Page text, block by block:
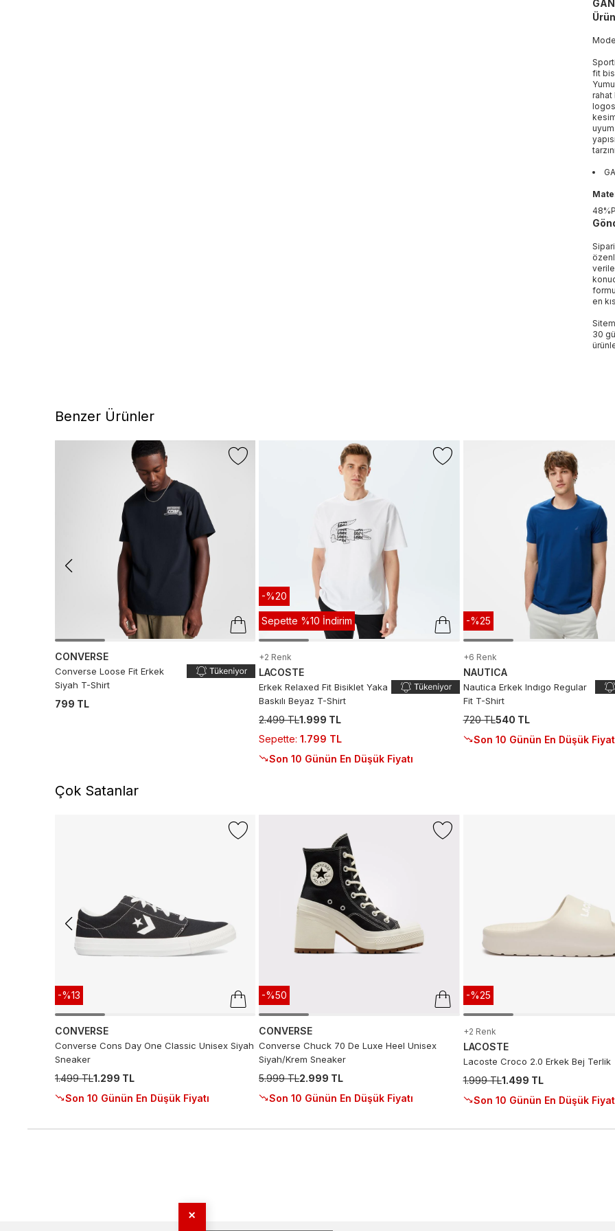
fit
rahat
en
30
Benzer Ürünler
CONVERSE
Converse Loose Fit Erkek
Siyah T-Shirt
799 TL
-%20
Sepette %10 İndirim
+2 Renk
LACOSTE
Erkek Relaxed Fit Bisiklet Yaka
Baskılı Beyaz T-Shirt
2.499 TL1.999 TL
Sepette: 1.799 TL
Son 10 Günün En Düşük Fiyatı
-%25
+6 Renk
NAUTICA
Nautica Erkek Indıgo Regular
Fit T-Shirt
720 TL540 TL
Son 10 Günün En Düşük
Çok Satanlar
-%13
CONVERSE
Converse Cons Day One Classic Unisex Siyah
Sneaker
1.499 TL1.299 TL
Son 10 Günün En Düşük Fiyatı
-%50
CONVERSE
Converse Chuck 70 De Luxe Heel Unisex
Siyah/Krem Sneaker
5.999 TL2.999 TL
Son 10 Günün En Düşük Fiyatı
-%25
+2 Renk
LACOSTE
Lacoste Croco 2.0 Erkek Bej Terlik
1.999 TL1.499 TL
Son 10 Günün En Düşük
✕